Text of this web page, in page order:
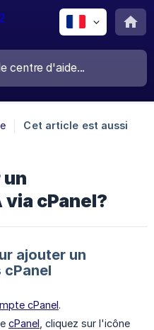
Cet article est aussi
cPanel?
ajouter un
cPanel
cPanel.
cPanel , cliquez sur l'icône